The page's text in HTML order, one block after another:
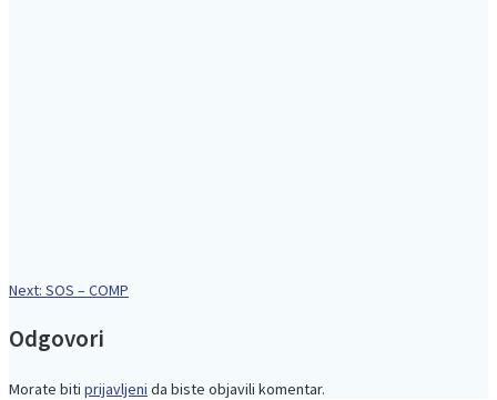
Navigacija
objava
Next: Next
SOS – COMP
Odgovori
Morate biti prijavljeni da biste objavili komentar.